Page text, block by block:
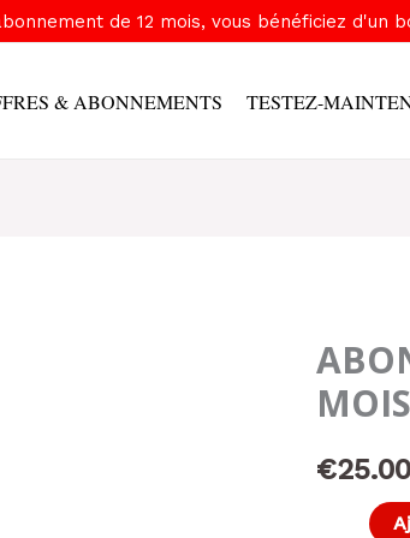
de 12 mois, vous bénéficiez d'un
& ABONNEMENTS TESTEZ-
€25.00